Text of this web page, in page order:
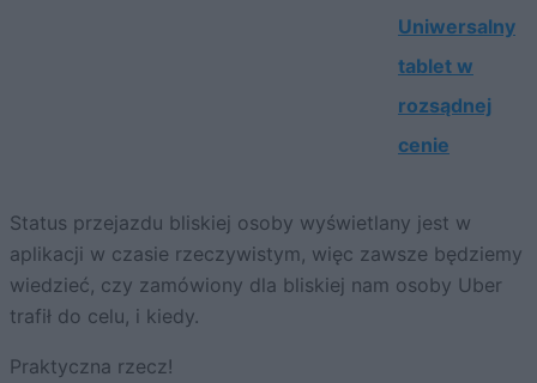
Uniwersalny
tablet w
rozsądnej
cenie
Status przejazdu bliskiej osoby wyświetlany jest w
aplikacji w czasie rzeczywistym, więc zawsze będziemy
wiedzieć, czy zamówiony dla bliskiej nam osoby Uber
trafił do celu, i kiedy.
Praktyczna rzecz!